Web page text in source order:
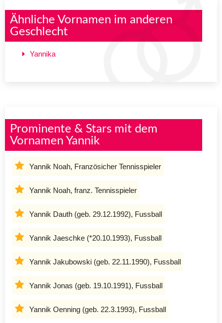
Ähnliche Vornamen im anderen
Geschlecht
Yannika
Prominente & Stars mit dem
Vornamen Yannik
Yannik Noah, Französicher Tennisspieler
Yannik Noah, franz. Tennisspieler
Yannik Dauth (geb. 29.12.1992), Fussball
Yannik Jaeschke (*20.10.1993), Fussball
Yannik Jakubowski (geb. 22.11.1990), Fussball
Yannik Jonas (geb. 19.10.1991), Fussball
Yannik Oenning (geb. 22.3.1993), Fussball